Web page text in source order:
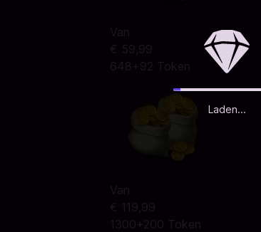
Laden...
Van
€ 59,99
648+92 Token
Van
€ 119,99
1300+200 Token